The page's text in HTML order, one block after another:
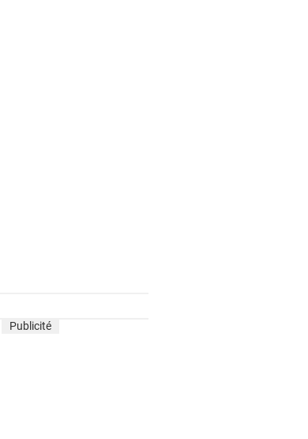
Publicité